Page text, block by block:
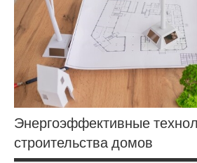
Энергоэффективные
строительства домов